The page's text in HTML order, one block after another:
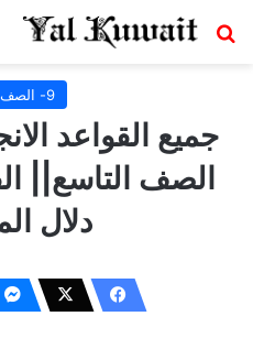
بحث عن
9- الصف التاسع
جميع القواعد
الصف التاسع||
دلال